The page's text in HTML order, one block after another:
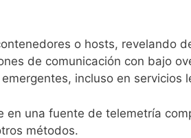
o hosts, revelando
de comunicación con bajo
incluso en servicios
en una fuente de telemetría
métodos.